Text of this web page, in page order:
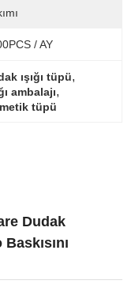
/ AY
ışığı tüpü,
ambalajı,
tüpü
Dudak